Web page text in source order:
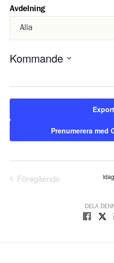
Avdelning
Kommande
datum.
Prenumerera med
Föregående
Idag
DELA
Dela på
Dela